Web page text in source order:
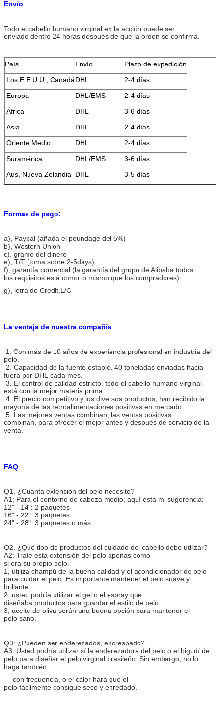
Envío
Todo el cabello humano virginal en la acción puede ser
enviado dentro 24 horas después de que la orden se confirma.
País Envío
Plazo de expedición
Los E.E.U.U., CanadáDHL
2-4 días
Europa
DHL/EMS
2-4 días
África
DHL
3-6 días
Asia
DHL
2-4 días
Oriente Medio
DHL
2-4 días
Suramérica
DHL/EMS
3-6 días
Aus, Nueva Zelandia
DHL 3-5 días
Formas de pago:
a), Paypal (añada el poundage del 5%)
b), Western Union
c), gramo del dinero
e), T/T (toma sobre 2-5days)
f), garantía comercial (la garantía del grupo de Alibaba todos
los requisitos está como lo mismo que los compradores)
g), letra de Credit.L/C
La ventaja de nuestra compañía
1. Con más de 10 años de experiencia profesional en industria del
pelo.
2. Capacidad de la fuente estable. 40 toneladas enviadas hacia
fuera por DHL cada mes.
3. El control de calidad estricto, todo el cabello humano virginal
está con la mejor materia prima.
4. El precio competitivo y los diversos productos, han recibido la
mayoría de las retroalimentaciones positivas en mercado.
5. Las mejores ventas combinan, las ventas positivas
combinan, para ofrecer el mejor antes y después de servicio de la
venta.
FAQ
Q1. ¿Cuánta extensión del pelo necesito?
A1: Para el contorno de cabeza medio, aquí está mi sugerencia:
12" - 14": 2 paquetes
16" - 22": 3 paquetes
24" - 28": 3 paquetes o más
Q2. ¿Qué tipo de productos del cuidado del cabello debo utilizar?
A2: Trate esta extensión del pelo apenas como
si era su propio pelo.
1, utiliza champú de la buena calidad y el acondicionador de pelo
para cuidar el pelo. Es importante mantener el pelo suave y
brillante.
2, usted podría utilizar el gel o el espray que
diseñaba productos para guardar el estilo de pelo.
3, aceite de oliva serán una buena opción para mantener el
pelo sano.
Q3: ¿Pueden ser enderezados, encrespado?
A3: Usted podría utilizar sí la enderezadora del pelo o el bigudí de
pelo para diseñar el pelo virginal brasileño. Sin embargo, no lo
haga también
con frecuencia, o el calor hará que el
pelo fácilmente consigue seco y enredado.